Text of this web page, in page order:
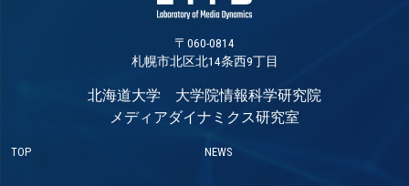
〒060-0814
札幌市北区北14条西9丁目
北海道大学 大学院情報科学研究院
メディアダイナミクス研究室
TOP NEWS